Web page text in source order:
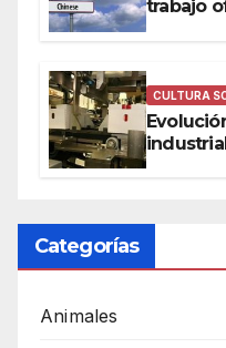
trabajo
CULTURA
Categorías
Animales